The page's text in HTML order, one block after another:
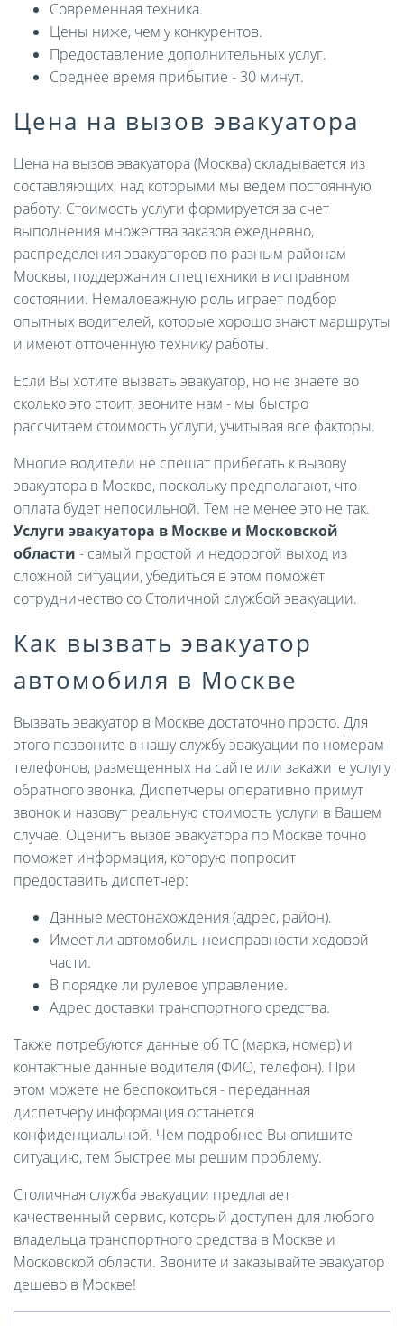
Современная техника.
Цены ниже, чем у конкурентов.
Предоставление дополнительных услуг.
Среднее время прибытие - 30 минут.
Цена на вызов эвакуатора
Цена на вызов эвакуатора (Москва) складывается из
составляющих, над которыми мы ведем постоянную
работу. Стоимость услуги формируется за счет
выполнения множества заказов ежедневно,
распределения эвакуаторов по разным районам
Москвы, поддержания спецтехники в исправном
состоянии. Немаловажную роль играет подбор
опытных водителей, которые хорошо знают маршруты
и имеют отточенную технику работы.
Если Вы хотите вызвать эвакуатор, но не знаете во
сколько это стоит, звоните нам - мы быстро
рассчитаем стоимость услуги, учитывая все факторы.
Многие водители не спешат прибегать к вызову
эвакуатора в Москве, поскольку предполагают, что
оплата будет непосильной. Тем не менее это не так.
Услуги эвакуатора в Москве и Московской
области - самый простой и недорогой выход из
сложной ситуации, убедиться в этом поможет
сотрудничество со Столичной службой эвакуации.
Как вызвать эвакуатор
автомобиля в Москве
Вызвать эвакуатор в Москве достаточно просто. Для
этого позвоните в нашу службу эвакуации по номерам
телефонов, размещенных на сайте или закажите услугу
обратного звонка. Диспетчеры оперативно примут
звонок и назовут реальную стоимость услуги в Вашем
случае. Оценить вызов эвакуатора по Москве точно
поможет информация, которую попросит
предоставить диспетчер:
Данные местонахождения (адрес, район).
Имеет ли автомобиль неисправности ходовой
части.
В порядке ли рулевое управление.
Адрес доставки транспортного средства.
Также потребуются данные об ТС (марка, номер) и
контактные данные водителя (ФИО, телефон). При
этом можете не беспокоиться - переданная
диспетчеру информация останется
конфиденциальной. Чем подробнее Вы опишите
ситуацию, тем быстрее мы решим проблему.
Столичная служба эвакуации предлагает
качественный сервис, который доступен для любого
владельца транспортного средства в Москве и
Московской области. Звоните и заказывайте эвакуатор
дешево в Москве!